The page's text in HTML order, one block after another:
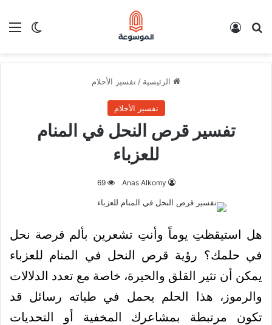
الوضع بحث عن
الرئيسية / تفسير الأحلام
تفسير الأحلام
تفسير قرص النحل في المنام
للعزباء
Anas Alkomy
69
هل استيقظتِ يوماً وأنتِ تشعرين بألم قرصة نحل
في حلمك؟ رؤية قرص النحل في المنام للعزباء
يمكن أن تثير القلق والحيرة، خاصة مع تعدد الدلالات
والرموز، هذا الحلم يحمل في طياته رسائل قد
تكون مرتبطة بمشاعرك المخفية أو التحديات